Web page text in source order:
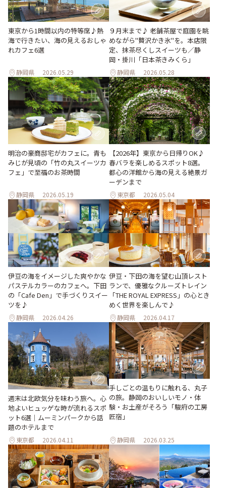
東京から1時間以内の特等席♪熱
海で行きたい、海の見えるおしゃ
れカフェ6選
静岡県 2026.05.29
９月末まで♪ 老舗茶屋で庭園を眺
めながら"贅沢かき氷"を。本店限
定、抹茶尽くしスイーツも／静
岡・掛川「日本茶きみくら」
静岡県 2026.05.28
明治の豪商邸宅がカフェに。青も
みじが見頃の「竹の丸スイーツカ
フェ」で至福のお茶時間
静岡県 2026.05.19
【2026年】東京から日帰りOK♪
春バラを楽しめるスポット8選。
都心の洋館から海の見える絶景ガ
ーデンまで
東京都 2026.05.04
伊豆の海をイメージした爽やかな
パステルカラーのカフェへ。下田
の「Cafe Den」で手づくりスイー
ツを♪
静岡県 2026.04.26
伊豆・下田の海を望む山頂レスト
ランで、優雅なクルーズトレイン
「THE ROYAL EXPRESS」の心とき
めく世界を楽しんで♪
静岡県 2026.04.17
週末は北欧気分を味わう旅へ。心
地よいヒュッゲな時が流れるスポ
ット6選｜ムーミンパークから話
題のホテルまで
東京都 2026.04.11
手しごとの温もりに触れる、丸子
の旅。静岡のおいしいモノ・体
験・お土産がそろう「駿府の工房
匠宿」
静岡県 2026.03.25